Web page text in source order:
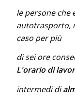
le persone che
autotrasporto,
caso per più
di sei ore
L'orario di
intermedi di